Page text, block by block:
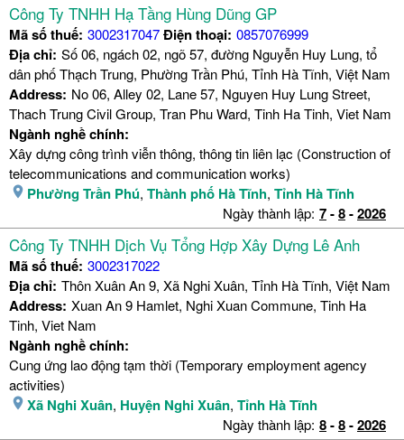
Công Ty TNHH Hạ Tầng Hùng Dũng GP
Mã số thuế: 3002317047Điện thoại: 0857076999
Địa chỉ: Số 06, ngách 02, ngõ 57, đường Nguyễn Huy Lung, tổ
dân phố Thạch Trung, Phường Trần Phú, Tỉnh Hà Tĩnh, Việt Nam
Address: No 06, Alley 02, Lane 57, Nguyen Huy Lung Street,
Thach Trung Civil Group, Tran Phu Ward, Tinh Ha Tinh, Viet Nam
Ngành nghề chính:
Xây dựng công trình viễn thông, thông tin liên lạc (Construction of
telecommunications and communication works)
Phường Trần Phú, Thành phố Hà Tĩnh, Tỉnh Hà Tĩnh
Ngày thành lập: 7-8-2026
Công Ty TNHH Dịch Vụ Tổng Hợp Xây Dựng Lê Anh
Mã số thuế: 3002317022
Địa chỉ: Thôn Xuân An 9, Xã Nghi Xuân, Tỉnh Hà Tĩnh, Việt Nam
Address: Xuan An 9 Hamlet, Nghi Xuan Commune, Tinh Ha
Tinh, Viet Nam
Ngành nghề chính:
Cung ứng lao động tạm thời (Temporary employment agency
activities)
Xã Nghi Xuân, Huyện Nghi Xuân, Tỉnh Hà Tĩnh
Ngày thành lập: 8-8-2026